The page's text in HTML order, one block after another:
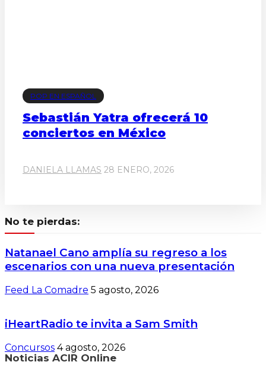
POP EN ESPAÑOL
Sebastián Yatra ofrecerá 10
conciertos en México
DANIELA LLAMAS 28 ENERO, 2026
No te pierdas:
Natanael Cano amplía su regreso a los
escenarios con una nueva presentación
Feed La Comadre 5 agosto, 2026
iHeartRadio te invita a Sam Smith
Concursos 4 agosto, 2026
Noticias ACIR Online